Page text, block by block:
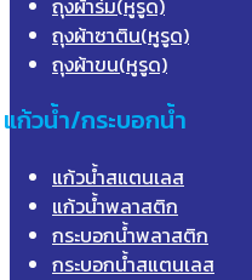
ถุงผ้าร่ม(หูรูด)
ถุงผ้าซาติน(หูรูด)
ถุงผ้าขน(หูรูด)
แก้วน้ำ/กระบอกน้ำ
แก้วน้ำสแตนเลส
แก้วน้ำพลาสติก
กระบอกน้ำพลาสติก
กระบอกน้ำสแตนเลส